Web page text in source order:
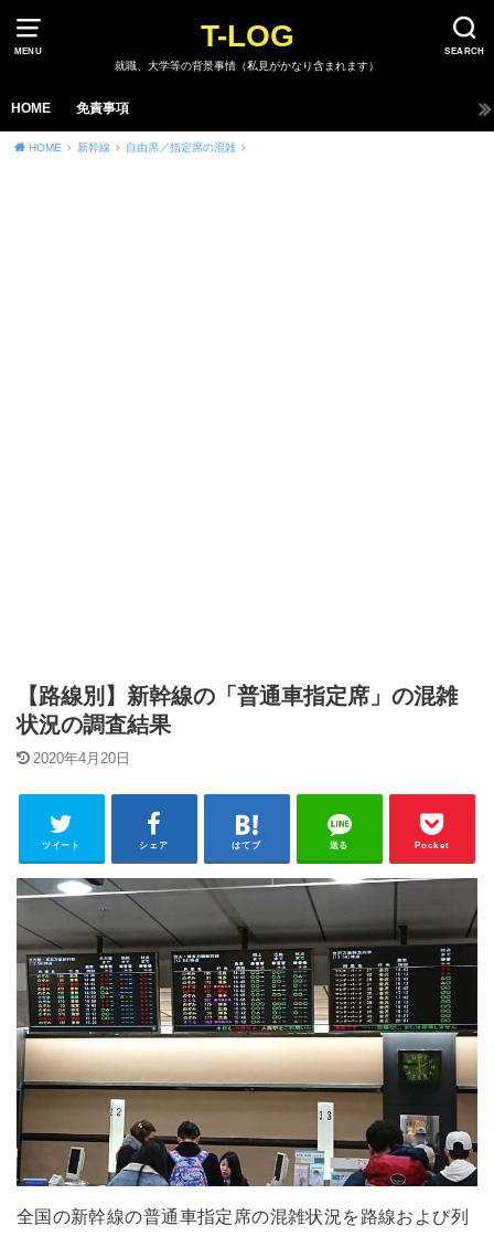
MENU SEARCH
T-LOG
就職、大学等の背景事情（私見がかなり含まれます）
HOME 免責事項
HOME 新幹線 自由席／指定席の混雑
【路線別】新幹線の「普通車指定席」の混雑
状況の調査結果
2020年4月20日
ツイート シェア はてブ 送る Pocket
全国の新幹線の普通車指定席の混雑状況を路線および列